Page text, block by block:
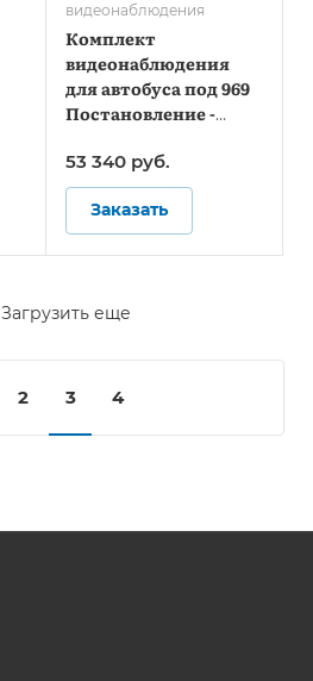
видеонаблюдения
Комплект
видеонаблюдения
для автобуса под 969
Постановление -
53 340 руб.
Заказать
Загрузить еще
2 3 4